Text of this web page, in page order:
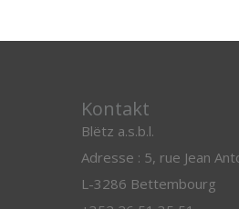
Kontakt
Blëtz a.s.b.l.
Adresse : 5, rue Jean
L-3286 Bettembourg